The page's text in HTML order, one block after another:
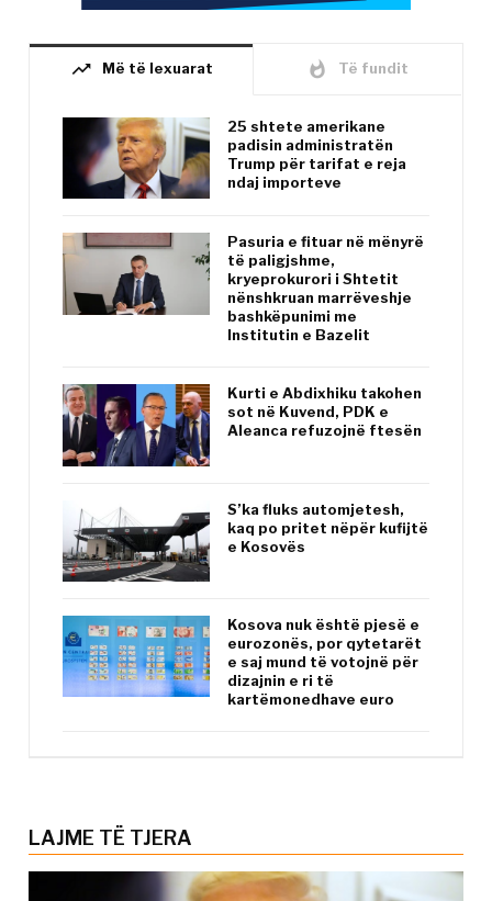
trending_up Më të lexuarat whatshot Të fundit
25 shtete amerikane
padisin administratën
Trump për tarifat e reja
ndaj importeve
Pasuria e fituar në mënyrë
të paligjshme,
kryeprokurori i Shtetit
nënshkruan marrëveshje
bashkëpunimi me
Institutin e Bazelit
Kurti e Abdixhiku takohen
sot në Kuvend, PDK e
Aleanca refuzojnë ftesën
S’ka fluks automjetesh,
kaq po pritet nëpër kufijtë
e Kosovës
Kosova nuk është pjesë e
eurozonës, por qytetarët
e saj mund të votojnë për
dizajnin e ri të
kartëmonedhave euro
LAJME TË TJERA